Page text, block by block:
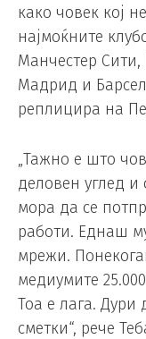
како човек кој
најмоќните
Манчестер
Мадрид и
реплицира на
„Тажно е што
деловен углед
мора да се
работи. Еднаш
мрежи.
медиумите
Тоа е лага.
сметки“, рече